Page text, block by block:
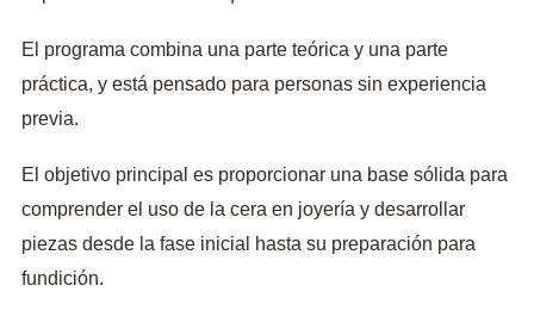
El programa combina una parte teórica y una parte
práctica, y está pensado para personas sin experiencia
previa.
El objetivo principal es proporcionar una base sólida para
comprender el uso de la cera en joyería y desarrollar
piezas desde la fase inicial hasta su preparación para
fundición.